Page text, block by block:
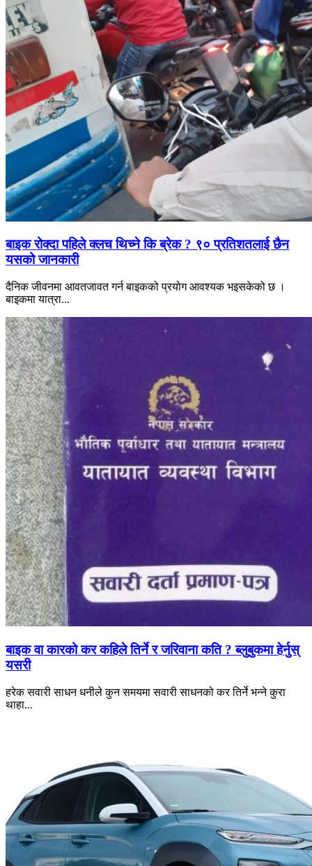
बाइक रोक्दा पहिले क्लच थिच्ने कि ब्रेक ? ९० प्रतिशतलाई छैन
यसको जानकारी
दैनिक जीवनमा आवतजावत गर्न बाइकको प्रयोग आवश्यक भइसकेको छ ।
बाइकमा यात्रा...
बाइक वा कारको कर कहिले तिर्ने र जरिवाना कति ? ब्लुबुकमा हेर्नुस्
यसरी
हरेक सवारी साधन धनीले कुन समयमा सवारी साधनको कर तिर्ने भन्ने कुरा
थाहा...